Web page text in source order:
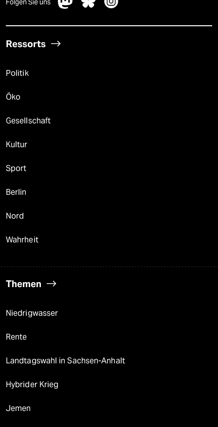
Folgen Sie uns
Ressorts
Politik
Öko
Gesellschaft
Kultur
Sport
Berlin
Nord
Wahrheit
Themen
Niedrigwasser
Rente
Landtagswahl in Sachsen-Anhalt
Hybrider Krieg
Jemen